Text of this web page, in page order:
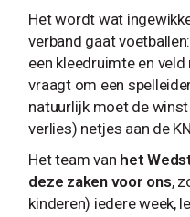
Het wordt wat
verband gaat
een kleedruimte en
vraagt om een
natuurlijk moet de
verlies) netjes aan de
Het team van het
deze zaken voor ons,
kinderen) iedere week,